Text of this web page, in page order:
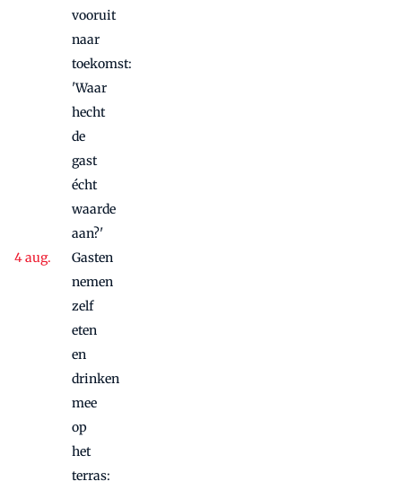
vooruit
naar
toekomst:
'Waar
hecht
de
gast
écht
waarde
aan?'
Gasten
nemen
zelf
eten
en
drinken
mee
op
het
terras: